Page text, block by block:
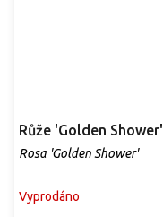
Růže 'Golden Shower'
Rosa 'Golden Shower'
Vyprodáno